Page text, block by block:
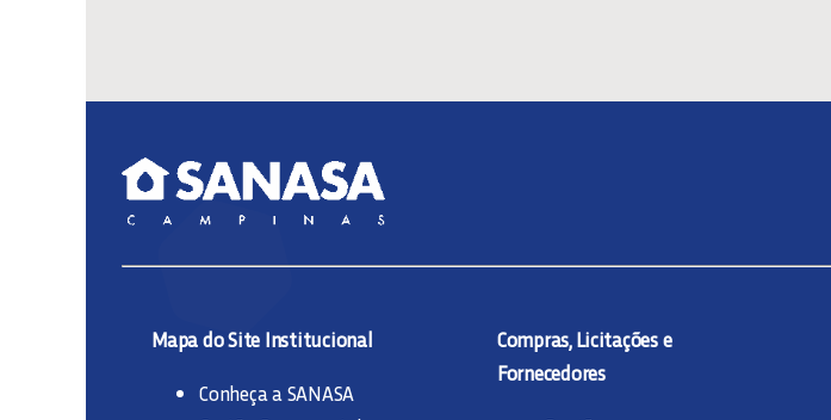
Mapa do Site Institucional
Conheça a SANASA
Compras, Licitações e
Fornecedores